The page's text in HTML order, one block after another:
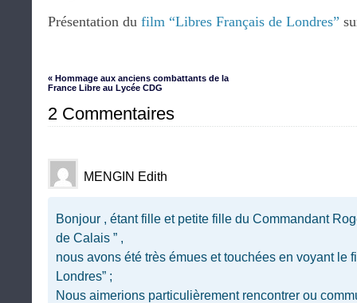
Présentation du film “Libres Français de Londres”
« Hommage aux anciens combattants de la
France Libre au Lycée CDG
2 Commentaires
MENGIN Edith
Bonjour , étant fille et petite fille du Commandant
de Calais ” ,
nous avons été très émues et touchées en voyant le
Londres” ;
Nous aimerions particulièrement rencontrer ou